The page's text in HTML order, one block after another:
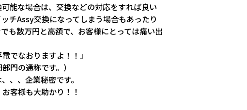
能な場合は、交換などの対応をすれば良い
チAssy交換になってしまう場合もあったり
も数万円と高額で、お客様にとっては痛い出
でなおりますよ！！」
門の通称です。）
、、企業秘密です。
客様も大助かり！！